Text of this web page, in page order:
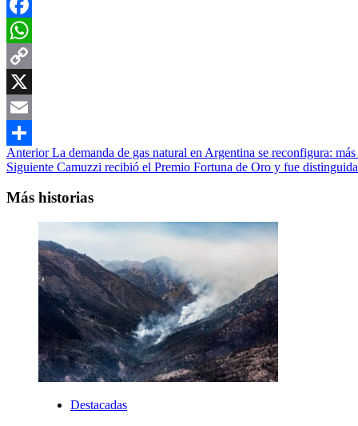
Facebook
WhatsApp
Copy
Link
X
Email
Compartir
Navegación
de
entradas
AnteriorLa demanda de gas natural en Argentina se reconfigura:
Siguiente Camuzzi recibió el Premio Fortuna de Oro y fue
Más historias
Destacadas